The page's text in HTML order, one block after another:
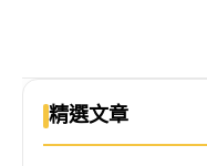
精選文章